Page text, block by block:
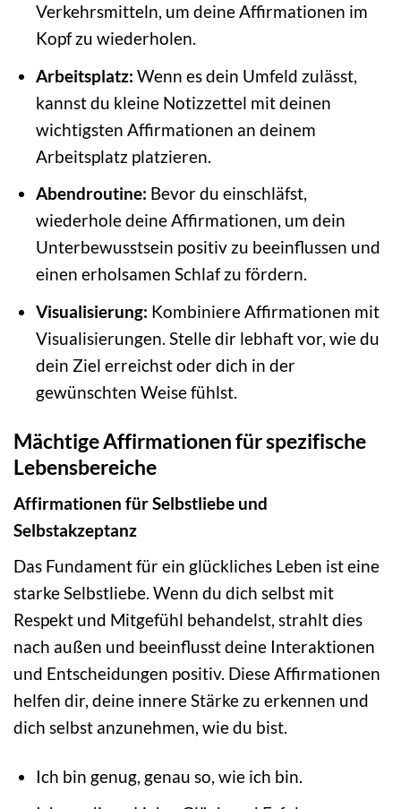
Verkehrsmitteln, um deine Affirmationen im
Kopf zu wiederholen.
Arbeitsplatz: Wenn es dein Umfeld zulässt,
kannst du kleine Notizzettel mit deinen
wichtigsten Affirmationen an deinem
Arbeitsplatz platzieren.
Abendroutine: Bevor du einschläfst,
wiederhole deine Affirmationen, um dein
Unterbewusstsein positiv zu beeinflussen und
einen erholsamen Schlaf zu fördern.
Visualisierung: Kombiniere Affirmationen mit
Visualisierungen. Stelle dir lebhaft vor, wie du
dein Ziel erreichst oder dich in der
gewünschten Weise fühlst.
Mächtige Affirmationen für spezifische
Lebensbereiche
Affirmationen für Selbstliebe und
Selbstakzeptanz
Das Fundament für ein glückliches Leben ist eine
starke Selbstliebe. Wenn du dich selbst mit
Respekt und Mitgefühl behandelst, strahlt dies
nach außen und beeinflusst deine Interaktionen
und Entscheidungen positiv. Diese Affirmationen
helfen dir, deine innere Stärke zu erkennen und
dich selbst anzunehmen, wie du bist.
Ich bin genug, genau so, wie ich bin.